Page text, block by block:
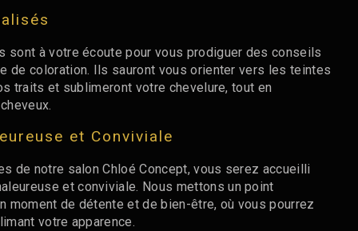
sont à votre écoute pour vous prodiguer des conseils
de coloration. Ils sauront vous orienter vers les teintes
traits et sublimeront votre chevelure, tout en
et Conviviale
de notre salon Chloé Concept, vous serez accueilli
et conviviale. Nous mettons un point
moment de détente et de bien-être, où vous pourrez
votre apparence.